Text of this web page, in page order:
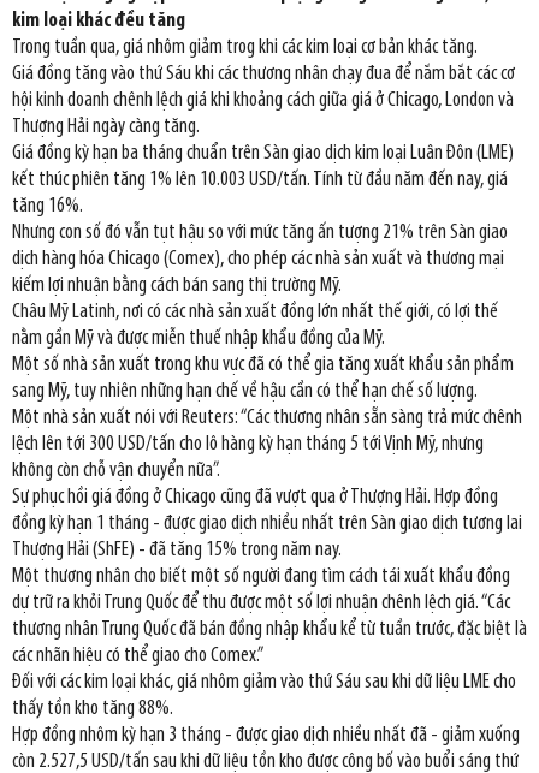
kim loại khác đều tăng
Trong tuần qua, giá nhôm giảm trog khi các kim loại cơ bản khác tăng.
Giá đồng tăng vào thứ Sáu khi các thương nhân chạy đua để nắm bắt các cơ
hội kinh doanh chênh lệch giá khi khoảng cách giữa giá ở Chicago, London và
Thượng Hải ngày càng tăng.
Giá đồng kỳ hạn ba tháng chuẩn trên Sàn giao dịch kim loại Luân Đôn (LME)
kết thúc phiên tăng 1% lên 10.003 USD/tấn. Tính từ đầu năm đến nay, giá
tăng 16%.
Nhưng con số đó vẫn tụt hậu so với mức tăng ấn tượng 21% trên Sàn giao
dịch hàng hóa Chicago (Comex), cho phép các nhà sản xuất và thương mại
kiếm lợi nhuận bằng cách bán sang thị trường Mỹ.
Châu Mỹ Latinh, nơi có các nhà sản xuất đồng lớn nhất thế giới, có lợi thế
nằm gần Mỹ và được miễn thuế nhập khẩu đồng của Mỹ.
Một số nhà sản xuất trong khu vực đã có thể gia tăng xuất khẩu sản phẩm
sang Mỹ, tuy nhiên những hạn chế về hậu cần có thể hạn chế số lượng.
Một nhà sản xuất nói với Reuters: “Các thương nhân sẵn sàng trả mức chênh
lệch lên tới 300 USD/tấn cho lô hàng kỳ hạn tháng 5 tới Vịnh Mỹ, nhưng
không còn chỗ vận chuyển nữa”.
Sự phục hồi giá đồng ở Chicago cũng đã vượt qua ở Thượng Hải. Hợp đồng
đồng kỳ hạn 1 tháng - được giao dịch nhiều nhất trên Sàn giao dịch tương lai
Thượng Hải (ShFE) - đã tăng 15% trong năm nay.
Một thương nhân cho biết một số người đang tìm cách tái xuất khẩu đồng
dự trữ ra khỏi Trung Quốc để thu được một số lợi nhuận chênh lệch giá. “Các
thương nhân Trung Quốc đã bán đồng nhập khẩu kể từ tuần trước, đặc biệt là
các nhãn hiệu có thể giao cho Comex.”
Đối với các kim loại khác, giá nhôm giảm vào thứ Sáu sau khi dữ liệu LME cho
thấy tồn kho tăng 88%.
Hợp đồng nhôm kỳ hạn 3 tháng - được giao dịch nhiều nhất đã - giảm xuống
còn 2.527,5 USD/tấn sau khi dữ liệu tồn kho được công bố vào buổi sáng thứ